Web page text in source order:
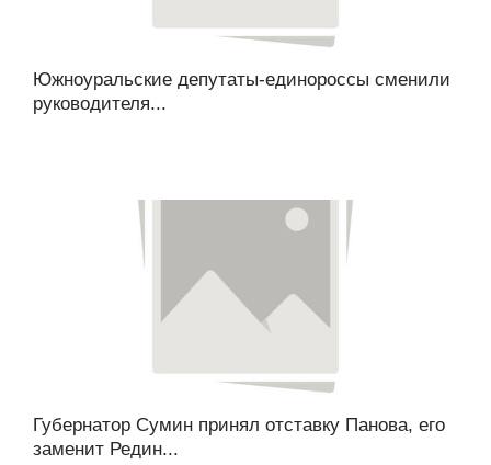
Южноуральские депутаты-единороссы сменили
руководителя...
Губернатор Сумин принял отставку Панова, его
заменит Редин...